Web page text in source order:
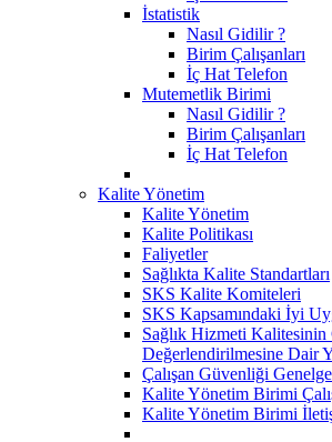
İstatistik
Nasıl Gidilir ?
Birim Çalışanları
İç Hat Telefon
Mutemetlik Birimi
Nasıl Gidilir ?
Birim Çalışanları
İç Hat Telefon
Kalite Yönetim
Kalite Yönetim
Kalite Politikası
Faliyetler
Sağlıkta Kalite Standartları
SKS Kalite Komiteleri
SKS Kapsamındaki İyi
Sağlık Hizmeti
Değerlendirilmesine Dair
Çalışan Güvenliği
Kalite Yönetim Birimi
Kalite Yönetim Birimi